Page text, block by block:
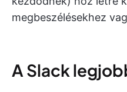
megbeszélésekhez
A Slack